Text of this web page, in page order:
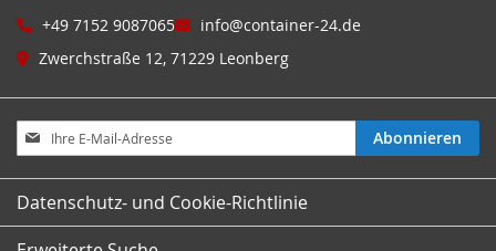
+49 7152 9087065
info@container-24.de
Zwerchstraße 12, 71229 Leonberg
Melden
Sie
sich
für
Newsletter
Abonnieren
Datenschutz- und Cookie-Richtlinie